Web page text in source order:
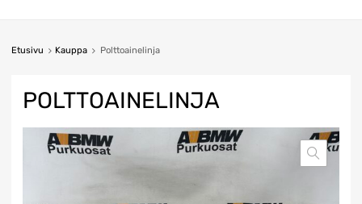
Etusivu Kauppa Polttoainelinja
POLTTOAINELINJA